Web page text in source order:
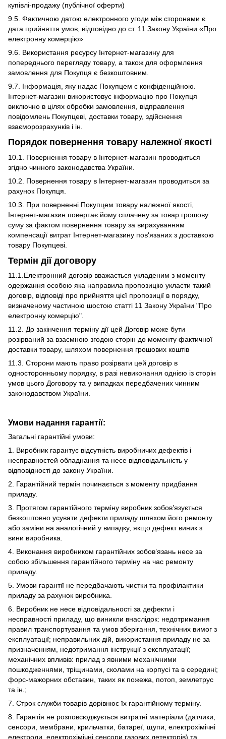
купівлі-продажу (публічної оферти)
9.5. Фактичною датою електронного угоди між сторонами є
дата прийняття умов, відповідно до ст. 11 Закону України «Про
електронну комерцію»
9.6. Використання ресурсу Інтернет-магазину для
попереднього перегляду товару, а також для оформлення
замовлення для Покупця є безкоштовним.
9.7. Інформація, яку надає Покупцем є конфіденційною.
Інтернет-магазин використовує інформацію про Покупця
виключно в цілях обробки замовлення, відправлення
повідомлень Покупцеві, доставки товару, здійснення
взаєморозрахунків і ін.
Порядок повернення товару належної якості
10.1. Повернення товару в Інтернет-магазин проводиться
згідно чинного законодавства України.
10.2. Повернення товару в Інтернет-магазин проводиться за
рахунок Покупця.
10.3. При поверненні Покупцем товару належної якості,
Інтернет-магазин повертає йому сплачену за товар грошову
суму за фактом повернення товару за вирахуванням
компенсації витрат Інтернет-магазину пов'язаних з доставкою
товару Покупцеві.
Термін дії договору
11.1.Електронний договір вважається укладеним з моменту
одержання особою яка направила пропозицію укласти такий
договір, відповіді про прийняття цієї пропозиції в порядку,
визначеному частиною шостою статті 11 Закону України "Про
електронну комерцію".
11.2. До закінчення терміну дії цей Договір може бути
розірваний за взаємною згодою сторін до моменту фактичної
доставки товару, шляхом повернення грошових коштів
11.3. Сторони мають право розірвати цей договір в
односторонньому порядку, в разі невиконання однією із сторін
умов цього Договору та у випадках передбачених чинним
законодавством України.
Умови надання гарантії:
Загальні гарантійні умови:
1. Виробник гарантує відсутність виробничих дефектів і
несправностей обладнання та несе відповідальність у
відповідності до закону України.
2. Гарантійний термін починається з моменту придбання
приладу.
3. Протягом гарантійного терміну виробник зобов’язується
безкоштовно усувати дефекти приладу шляхом його ремонту
або заміни на аналогічний у випадку, якщо дефект виник з
вини виробника.
4. Виконання виробником гарантійних зобов’язань несе за
собою збільшення гарантійного терміну на час ремонту
приладу.
5. Умови гарантії не передбачають чистки та профілактики
приладу за рахунок виробника.
6. Виробник не несе відповідальності за дефекти і
несправності приладу, що виникли внаслідок: недотримання
правил транспортування та умов зберігання, технічних вимог з
експлуатації; неправильних дій, використання приладу не за
призначенням, недотримання інструкції з експлуатації;
механічних впливів: прилад з явними механічними
пошкодженнями, тріщинами, сколами на корпусі та в середині;
форс-мажорних обставин, таких як пожежа, потоп, землетрус
та ін.;
7. Строк служби товарів дорівнює їх гарантійному терміну.
8. Гарантія не розповсюджується витратні матеріали (датчики,
сенсори, мембрани, крильчатки, батареї, щупи, електрохімічні
електроди, електрохімічні сенсори газових детекторів) та